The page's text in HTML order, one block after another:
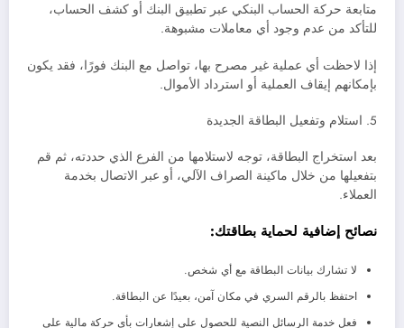
متابعة حركة الحساب البنكي عبر تطبيق البنك أو كشف الحساب،
للتأكد من عدم وجود أي معاملات مشبوهة.
إذا لاحظت أي عملية غير مصرح بها، تواصل مع البنك فورًا، فقد يكون
بإمكانهم إيقاف العملية أو استرداد الأموال.
5. استلام وتفعيل البطاقة الجديدة
بعد استخراج البطاقة، توجه لاستلامها من الفرع الذي حددته، ثم قم
بتفعيلها من خلال ماكينة الصراف الآلي، أو عبر الاتصال بخدمة
العملاء.
نصائح إضافية لحماية بطاقتك:
لا تشارك بيانات البطاقة مع أي شخص.
احتفظ بالرقم السري في مكان آمن، بعيدًا عن البطاقة.
فعل خدمة الرسائل النصية للحصول على إشعارات بأي حركة مالية على